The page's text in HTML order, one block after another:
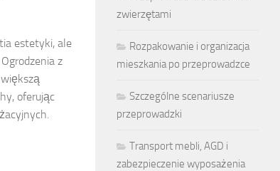
estetyki, ale
z
oferując
zwierzętami
Rozpakowanie i organizacja
mieszkania po przeprowadzce
Szczególne scenariusze
przeprowadzki
Transport mebli, AGD i
zabezpieczenie wyposażenia